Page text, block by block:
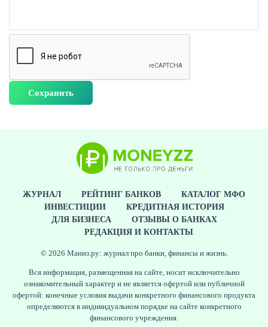
ЖУРНАЛ РЕЙТИНГ БАНКОВ
КАТАЛОГ МФО
ИНВЕСТИЦИИ
КРЕДИТНАЯ ИСТОРИЯ
ДЛЯ БИЗНЕСА
ОТЗЫВЫ О БАНКАХ
РЕДАКЦИЯ И КОНТАКТЫ
© 2026 Маниз.ру: журнал про банки, финансы и жизнь.
Вся информация, размещенная на сайте, носит исключительно
ознакомительный характер и не является офертой или публичной
офертой: конечные условия выдачи конкретного финансового продукта
определяются в индивидуальном порядке на сайте конкретного
финансового учреждения.